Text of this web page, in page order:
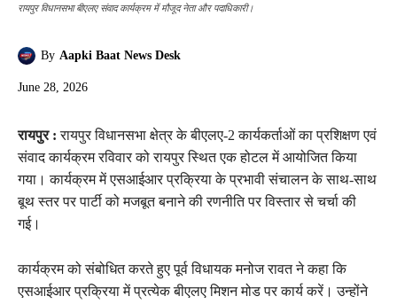
रायपुर विधानसभा बीएलए संवाद कार्यक्रम में मौजूद नेता और पदाधिकारी।
By Aapki Baat News Desk
June 28, 2026
रायपुर : रायपुर विधानसभा क्षेत्र के बीएलए-2 कार्यकर्ताओं का प्रशिक्षण एवं
संवाद कार्यक्रम रविवार को रायपुर स्थित एक होटल में आयोजित किया
गया। कार्यक्रम में एसआईआर प्रक्रिया के प्रभावी संचालन के साथ-साथ
बूथ स्तर पर पार्टी को मजबूत बनाने की रणनीति पर विस्तार से चर्चा की
गई।
कार्यक्रम को संबोधित करते हुए पूर्व विधायक मनोज रावत ने कहा कि
एसआईआर प्रक्रिया में प्रत्येक बीएलए मिशन मोड पर कार्य करें। उन्होंने